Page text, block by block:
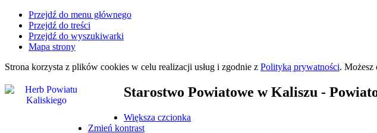
Przejdź do menu głównego
Przejdź do treści
Przejdź do wyszukiwarki
Mapa strony
Strona korzysta z plików cookies w celu realizacji usług i zgodnie z Polityką prywatności.
Starostwo Powiatowe w Kaliszu -
Większa czcionka
Zmień kontrast